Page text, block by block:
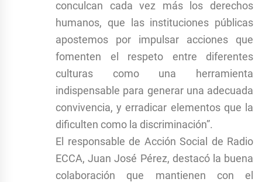
conculcan cada vez más los derechos
humanos, que las instituciones públicas
apostemos por impulsar acciones que
fomenten el respeto entre diferentes
culturas como una herramienta
indispensable para generar una adecuada
convivencia, y erradicar elementos que la
dificulten como la discriminación”.
El responsable de Acción Social de Radio
ECCA, Juan José Pérez, destacó la buena
colaboración que mantienen con el